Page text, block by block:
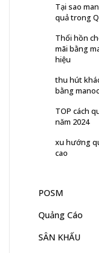
Tại sao
quả trong
Thổi hồn
mãi bằng
hiệu
thu hút
bằng
TOP cách
năm 2024
xu hướng
cao
POSM
Quảng Cáo
SÂN KHẤU